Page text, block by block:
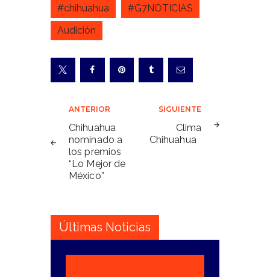
#chihuahua
#G7NOTICIAS
Audición
Navegación
de
entradas
ANTERIOR
Chihuahua
nominado a
los premios
“Lo Mejor de
México”
SIGUIENTE
Clima
Chihuahua
Últimas Noticias